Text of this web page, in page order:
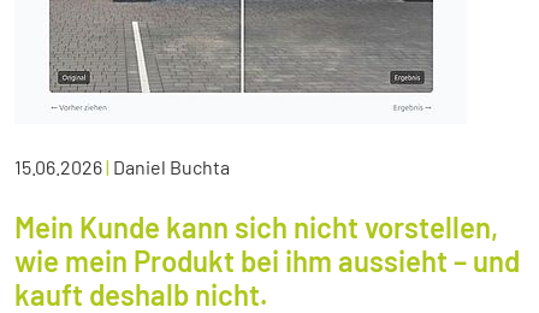
15.06.2026| Daniel Buchta
Mein Kunde kann sich nicht vorstellen,
wie mein Produkt bei ihm aussieht – und
kauft deshalb nicht.